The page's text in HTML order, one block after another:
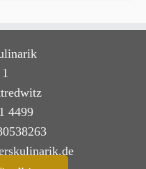
4499